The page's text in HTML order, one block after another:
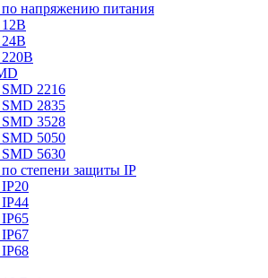
по напряжению питания
12В
24В
220В
SMD 2216
SMD 2835
SMD 3528
SMD 5050
SMD 5630
степени защиты IP